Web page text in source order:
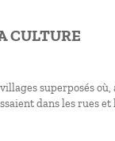
CULTURE
superposés où,
dans les rues et